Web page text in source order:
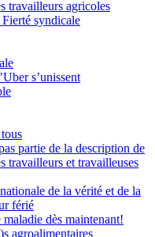
travailleurs agricoles
syndicale
s’unissent
partie de la description de
travailleurs et travailleuses
de la vérité et de la
férié
maladie dès maintenant!
agroalimentaires